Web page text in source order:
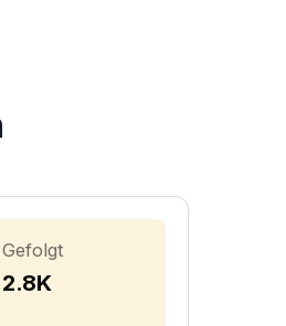
Gefolgt
2.8K